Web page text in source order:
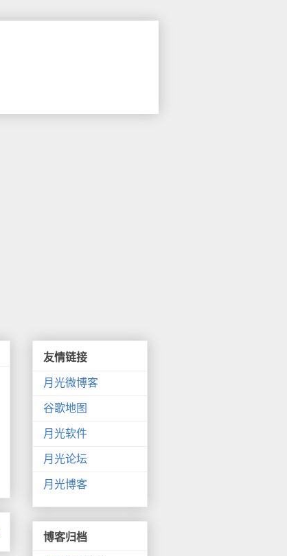
友情链接
月光微博客
谷歌地图
月光软件
月光论坛
月光博客
博客归档